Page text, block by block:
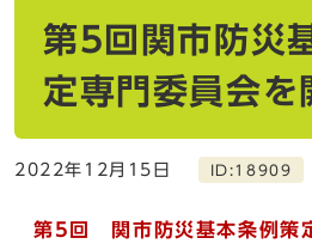
第5回関市防災
定専門委員会を
2022年12月15日 ID:18909
第5回 関市防災基本条例策